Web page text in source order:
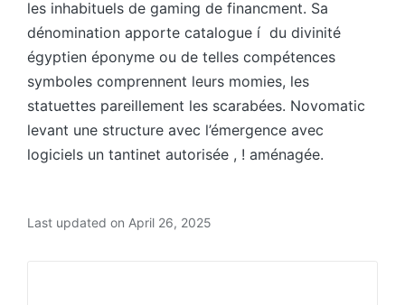
les inhabituels de gaming de financment. Sa
dénomination apporte catalogue í du divinité
égyptien éponyme ou de telles compétences
symboles comprennent leurs momies, les
statuettes pareillement les scarabées. Novomatic
levant une structure avec l’émergence avec
logiciels un tantinet autorisée , ! aménagée.
Last updated on April 26, 2025